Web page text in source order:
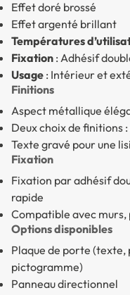
Effet doré brossé
Effet argenté brillant
Températures
Fixation : Adhésif
Usage : Intérieur et
Finitions
Aspect métallique
Deux choix de finitions
Texte gravé pour une
Fixation
Fixation par adhésif
rapide
Compatible avec
Options disponibles
Plaque de porte
pictogramme)
Panneau directionnel